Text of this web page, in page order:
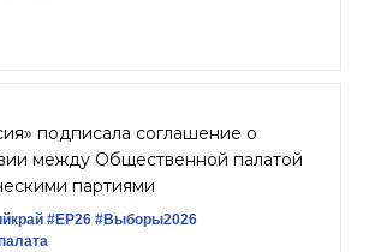
подписала соглашение о
между Общественной палатой
партиями
#ЕР26 #Выборы2026